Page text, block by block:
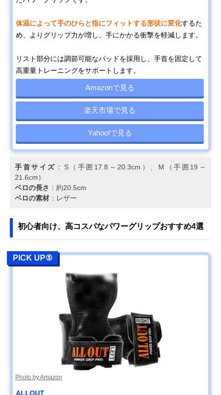
体温によって手のひらと指にフィットする形状に変化するた
め、よりグリップ力が増し、手にかかる衝撃を軽減します。
リスト部分には調節可能なパッドを採用し、手首を固定して
高重量トレーニングをサポートします。
Amazonで見る
楽天市場で見る
Yahoo!で見る
手首サイズ ：S（手囲17.8～20.3cm）、M（手囲19～
21.6cm）
ベロの長さ ：約20.5cm
ベロの素材 ：レザー
初心者向け、高コスパなパワーグリップおすすめ4選
PICK UP⑤
Photo by Amazon
ALLOUT